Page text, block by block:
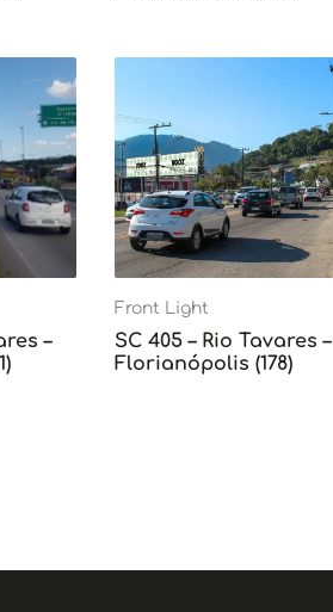
–
Front Light
SC 405 – Rio Tavares –
Florianópolis (178)